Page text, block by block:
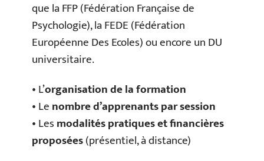
que la FFP (Fédération Française de
Psychologie), la FEDE (Fédération
Européenne Des Ecoles) ou encore un DU
universitaire.
• L’organisation de la formation
• Lenombre d’apprenants par session
• Lesmodalités pratiques et financières
proposées(présentiel, à distance)